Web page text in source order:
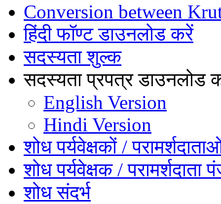
Conversion between
हिंदी फॉण्ट डाउनलोड करें
सदस्यता शुल्क
सदस्यता प्रपत्र डाउनलोड
English Version
Hindi Version
शोध पर्यवेक्षकों /
शोध पर्यवेक्षक /
शोध संदर्भ